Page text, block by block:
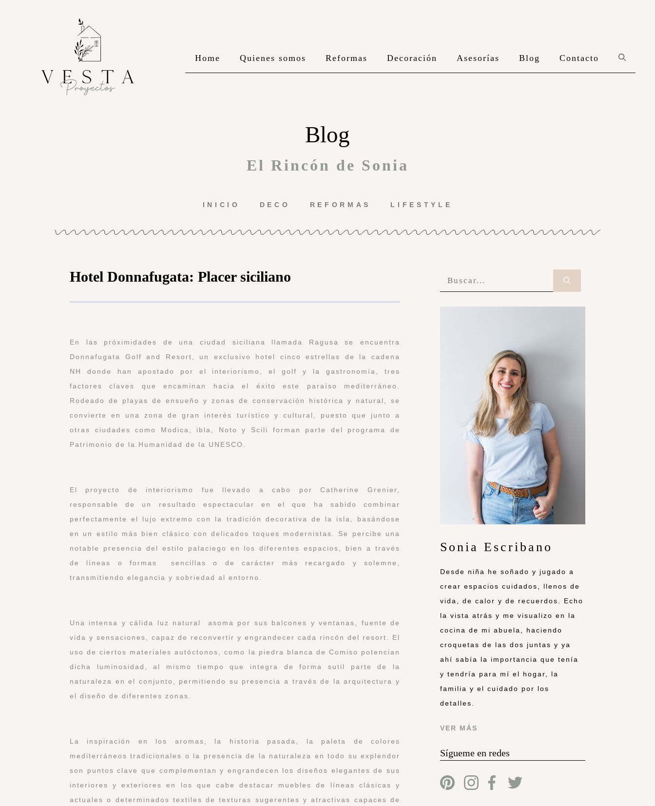
Home Quienes somos Reformas Decoración Asesorías Blog Contacto
Blog
El Rincón de Sonia
INICIO DECO REFORMAS LIFESTYLE
Hotel Donnafugata: Placer siciliano
En las próximidades de una ciudad siciliana llamada Ragusa se encuentra
Donnafugata Golf and Resort, un exclusivo hotel cinco estrellas de la cadena
NH donde han apostado por el interiorismo, el golf y la gastronomía, tres
factores claves que encaminan hacia el éxito este paraíso mediterráneo.
Rodeado de playas de ensueño y zonas de conservación histórica y natural, se
convierte en una zona de gran interés turístico y cultural, puesto que junto a
otras ciudades como Modica, ibla, Noto y Scili forman parte del programa de
Patrimonio de la Humanidad de la UNESCO.
El proyecto de interiorismo fue llevado a cabo por Catherine Grenier,
responsable de un resultado espectacular en el que ha sabido combinar
perfectamente el lujo extremo con la tradición decorativa de la isla, basándose
en un estilo más bien clásico con delicados toques modernistas. Se percibe una
notable presencia del estilo palaciego en los diferentes espacios, bien a través
de líneas o formas sencillas o de carácter más recargado y solemne,
transmitiendo elegancia y sobriedad al entorno.
Una intensa y cálida luz natural asoma por sus balcones y ventanas, fuente de
vida y sensaciones, capaz de reconvertir y engrandecer cada rincón del resort. El
uso de ciertos materiales autóctonos, como la piedra blanca de Comiso potencian
dicha luminosidad, al mismo tiempo que integra de forma sutil parte de la
naturaleza en el conjunto, permitiendo su presencia a través de la arquitectura y
el diseño de diferentes zonas.
La inspiración en los aromas, la historia pasada, la paleta de colores
mediterráneos tradicionales o la presencia de la naturaleza en todo su explendor
son puntos clave que complementan y engrandecen los diseños elegantes de sus
interiores y exteriores en los que cabe destacar muebles de líneas clásicas y
actuales o determinados textiles de texturas sugerentes y atractivas capaces de
Sonia Escribano
Desde niña he soñado y jugado a
crear espacios cuidados, llenos de
vida, de calor y de recuerdos. Echo
la vista atrás y me visualizo en la
cocina de mi abuela, haciendo
croquetas de las dos juntas y ya
ahí sabía la importancia que tenía
y tendría para mí el hogar, la
familia y el cuidado por los
detalles.
VER MÁS
Sígueme en redes